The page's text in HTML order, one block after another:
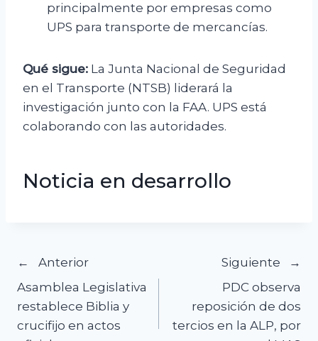
principalmente por empresas como
UPS para transporte de mercancías.
Qué sigue: La Junta Nacional de Seguridad
en el Transporte (NTSB) liderará la
investigación junto con la FAA. UPS está
colaborando con las autoridades.
Noticia en desarrollo
Navegación
de
Anterior
Asamblea Legislativa
restablece Biblia y
crucifijo en actos
Siguiente
PDC observa
reposición de dos
tercios en la ALP, por